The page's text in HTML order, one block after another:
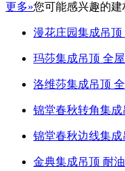
更多»您可能感兴趣的建
漫花庄园集成吊
玛莎集成吊顶 全
洛维莎集成吊顶
锦堂春秋转角集
锦堂春秋边线集
金典集成吊顶 耐